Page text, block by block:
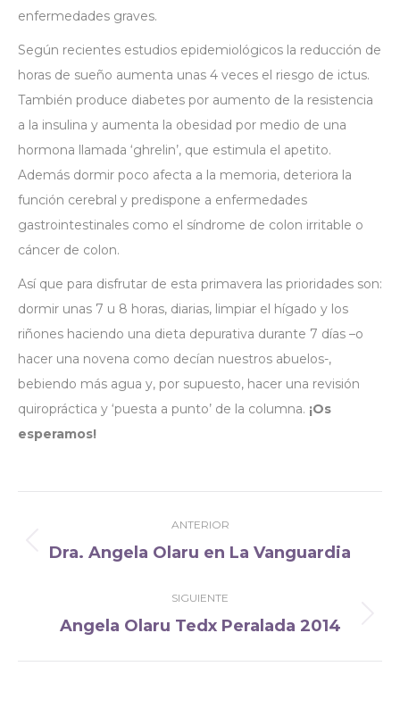
enfermedades graves.
Según recientes estudios epidemiológicos la reducción de
horas de sueño aumenta unas 4 veces el riesgo de ictus.
También produce diabetes por aumento de la resistencia
a la insulina y aumenta la obesidad por medio de una
hormona llamada ‘ghrelin’, que estimula el apetito.
Además dormir poco afecta a la memoria, deteriora la
función cerebral y predispone a enfermedades
gastrointestinales como el síndrome de colon irritable o
cáncer de colon.
Así que para disfrutar de esta primavera las prioridades son:
dormir unas 7 u 8 horas, diarias, limpiar el hígado y los
riñones haciendo una dieta depurativa durante 7 días –o
hacer una novena como decían nuestros abuelos-,
bebiendo más agua y, por supuesto, hacer una revisión
quiropráctica y ‘puesta a punto’ de la columna. ¡Os
esperamos!
publicaciones
ANTERIOR
Publicación
Dra. Angela Olaru en La Vanguardia
SIGUIENTE
Publicación
Angela Olaru Tedx Peralada 2014